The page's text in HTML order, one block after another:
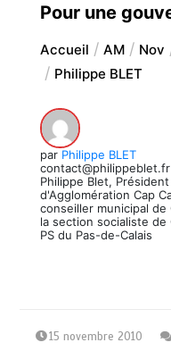
Pour une
Accueil AM Nov
Philippe BLET
par Philippe BLET
contact@philippeblet.fr
Philippe Blet,
d'Agglomération Cap
conseiller municipal
la section socialiste
PS du Pas-de-Calais
15 novembre 2010